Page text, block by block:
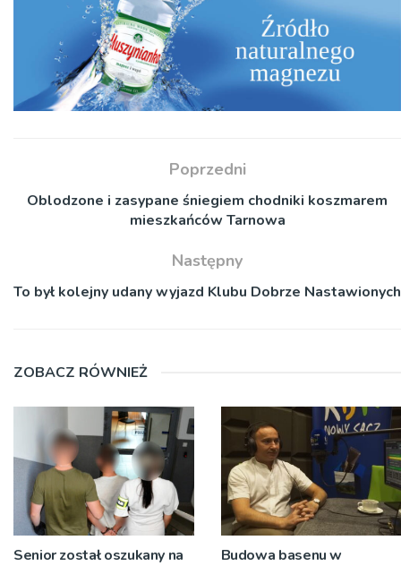
Poprzedni
Oblodzone i zasypane śniegiem chodniki koszmarem
mieszkańców Tarnowa
Następny
To był kolejny udany wyjazd Klubu Dobrze Nastawionych
ZOBACZ RÓWNIEŻ
Senior został oszukany na Budowa basenu w